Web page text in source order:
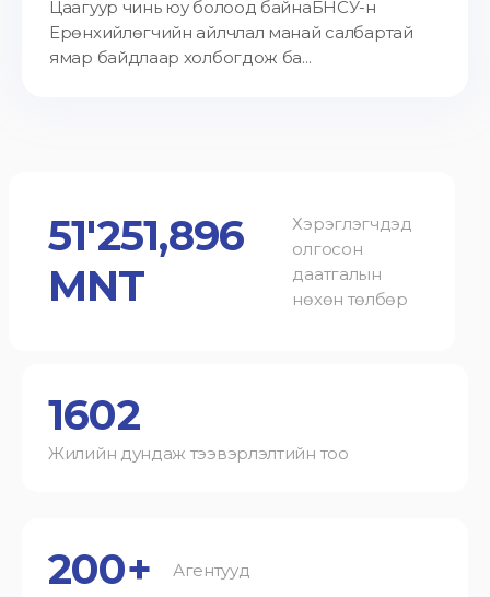
Цаагуур чинь юу болоод байнаБНСУ-н
Ерөнхийлөгчийн айлчлал манай салбартай
ямар байдлаар холбогдож ба...
51'251,896
MNT
Хэрэглэгчдэд
олгосон
даатгалын
нөхөн төлбөр
1602
Жилийн дундаж тээвэрлэлтийн тоо
200+ Агентууд